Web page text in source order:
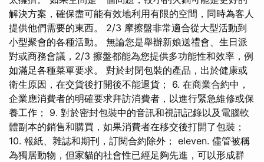
解決方案，確保盡可能有效地利用有限的空間，同時為客人
提供他們需要的東西。 2/3 摩擦盤非常適合從大型活動到
小型聚會的各種活動。 無論您是舉辦新娘送禮會、生日派
對或商務會議，2/3 擦盤都能為您提供多功能性和效率，例
如滿足各種菜單要求。 對於封閉包裝的產品，出於健康或
衛生原因，在交貨後打開後不能退貨； 6. 在商業合約中，
企業應消費者的明確要求拜訪消費者，以進行緊急維修或保
養工作； 9. 對於密封包裝中的音訊和視訊記錄以及電腦軟
體副本的銷售和購買，如果消費者在移交後打開了包裝；
10. 報紙、雜誌和期刊，訂閱合約除外； eleven. 儘管被稱
為獨居動物，但家貓的社會性已經足夠先進，可以形成群